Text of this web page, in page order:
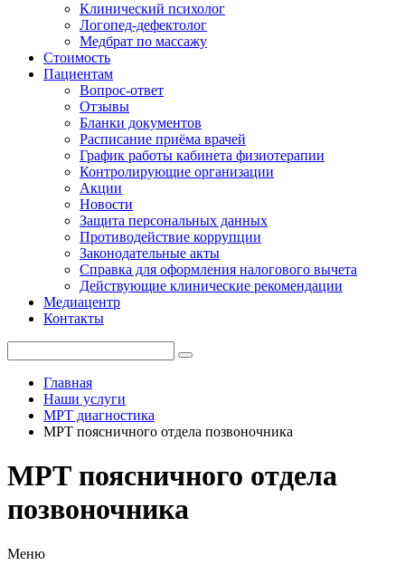
Клинический психолог
Логопед-дефектолог
Медбрат по массажу
Стоимость
Пациентам
Вопрос-ответ
Отзывы
Бланки документов
Расписание приёма врачей
График работы кабинета физиотерапии
Контролирующие организации
Акции
Новости
Защита персональных данных
Противодействие коррупции
Законодательные акты
Справка для оформления налогового вычета
Действующие клинические рекомендации
Медиацентр
Контакты
Главная
Наши услуги
МРТ диагностика
МРТ поясничного отдела позвоночника
МРТ поясничного отдела
позвоночника
Меню